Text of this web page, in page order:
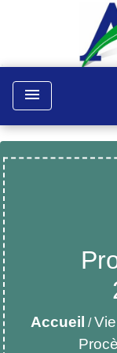
menu
Accueil /